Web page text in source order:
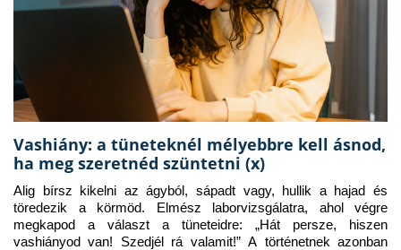
Vashiány: a tüneteknél mélyebbre kell ásnod,
ha meg szeretnéd szüntetni (x)
Alig bírsz kikelni az ágyból, sápadt vagy, hullik a hajad és
töredezik a körmöd. Elmész laborvizsgálatra, ahol végre
megkapod a választ a tüneteidre: „Hát persze, hiszen
vashiányod van! Szedjél rá valamit!” A történetnek azonban